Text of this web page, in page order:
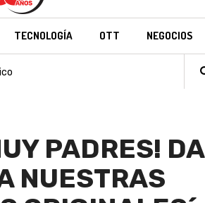
TECNOLOGÍA OTT NEGOCIOS
PADRES! DA
NUESTRAS